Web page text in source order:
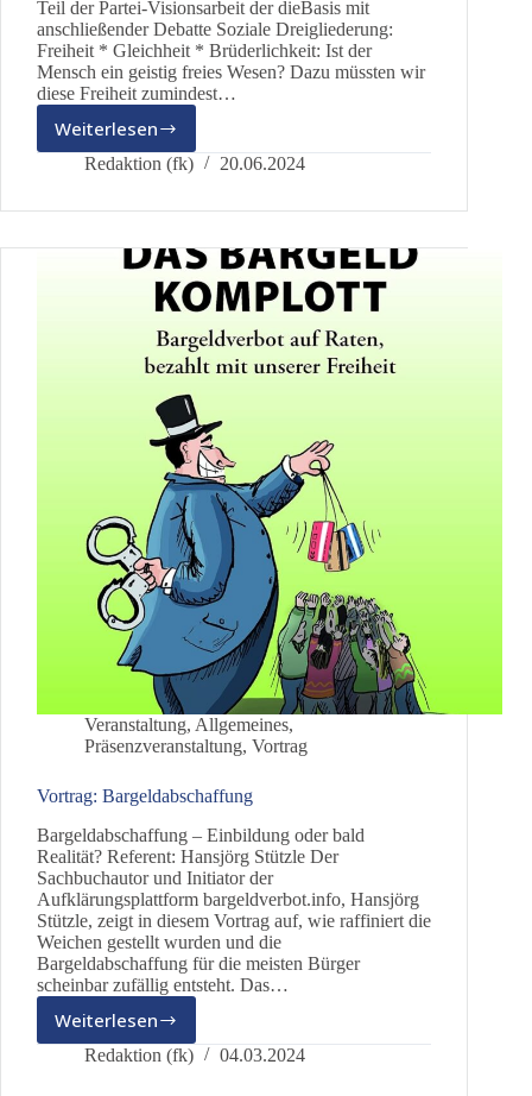
Teil der Partei-Visionsarbeit der dieBasis mit
anschließender Debatte Soziale Dreigliederung:
Freiheit * Gleichheit * Brüderlichkeit: Ist der
Mensch ein geistig freies Wesen? Dazu müssten wir
diese Freiheit zumindest…
Weiterlesen
Bernhard
Huber:
zur
Redaktion (fk) 20.06.2024
Veranstaltung, Allgemeines,
Präsenzveranstaltung, Vortrag
Vortrag: Bargeldabschaffung
Bargeldabschaffung – Einbildung oder bald
Realität? Referent: Hansjörg Stützle Der
Sachbuchautor und Initiator der
Aufklärungsplattform bargeldverbot.info, Hansjörg
Stützle, zeigt in diesem Vortrag auf, wie raffiniert die
Weichen gestellt wurden und die
Bargeldabschaffung für die meisten Bürger
scheinbar zufällig entsteht. Das…
Weiterlesen
Vortrag:
Bargeldabschaffung
Redaktion (fk) 04.03.2024